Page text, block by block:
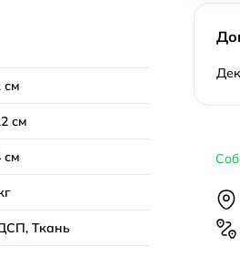
см
см
см
Ткань